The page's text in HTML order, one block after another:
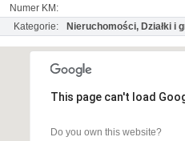
Numer KM:
Kategorie:
Nieruchomości, Działki i
This page can't load
Do you own this website?